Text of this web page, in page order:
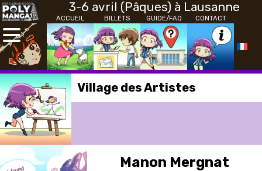
3-6 avril (Pâques) à Lausanne
ACCUEIL BILLETS GUIDE/FAQ CONTACT
Village des Artistes
Manon Mergnat